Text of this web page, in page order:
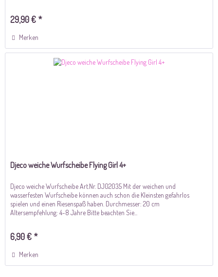
29,90 € *
Merken
Djeco weiche Wurfscheibe Flying Girl 4+
Djeco weiche Wurfscheibe Art.Nr. DJ02035 Mit der weichen und
wasserfesten Wurfscheibe können auch schon die Kleinsten gefahrlos
spielen und einen Riesenspaß haben. Durchmesser: 20 cm
Altersempfehlung: 4-8 Jahre Bitte beachten Sie...
6,90 € *
Merken